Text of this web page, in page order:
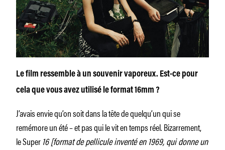
Le film ressemble à un souvenir vaporeux. Est-ce pour
cela que vous avez utilisé le format 16mm ?
J’avais envie qu’on soit dans la tête de quelqu’un qui se
remémore un été – et pas qui le vit en temps réel. Bizarrement,
le Super16 [format de pellicule inventé en 1969, qui donne un